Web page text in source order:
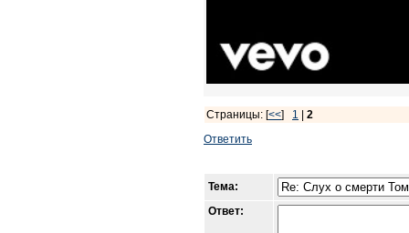
Страницы: [<<] 1
2
Ответить
Тема:
Ответ: